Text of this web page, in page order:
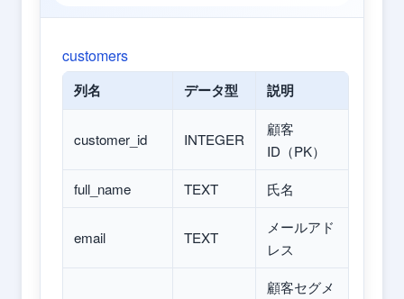
customers
列名 データ型 説明
customer_id INTEGER
顧客
ID（PK）
full_name
TEXT 氏名
email TEXT
メールアド
レス
顧客セグメ